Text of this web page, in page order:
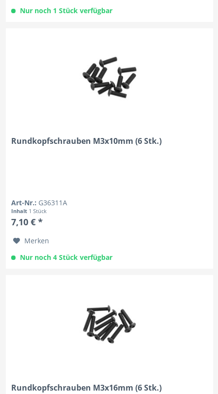
Nur noch 1 Stück verfügbar
Rundkopfschrauben M3x10mm (6 Stk.)
Art-Nr.: G36311A
Inhalt 1 Stück
7,10 € *
Merken
Nur noch 4 Stück verfügbar
Rundkopfschrauben M3x16mm (6 Stk.)